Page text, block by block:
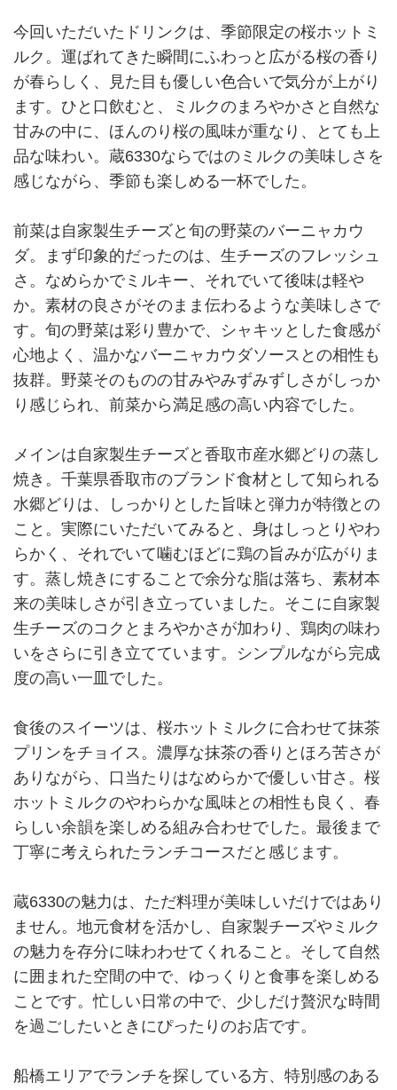
今回いただいたドリンクは、季節限定の桜ホットミ
ルク。運ばれてきた瞬間にふわっと広がる桜の香り
が春らしく、見た目も優しい色合いで気分が上がり
ます。ひと口飲むと、ミルクのまろやかさと自然な
甘みの中に、ほんのり桜の風味が重なり、とても上
品な味わい。蔵6330ならではのミルクの美味しさを
感じながら、季節も楽しめる一杯でした。
前菜は自家製生チーズと旬の野菜のバーニャカウ
ダ。まず印象的だったのは、生チーズのフレッシュ
さ。なめらかでミルキー、それでいて後味は軽や
か。素材の良さがそのまま伝わるような美味しさで
す。旬の野菜は彩り豊かで、シャキッとした食感が
心地よく、温かなバーニャカウダソースとの相性も
抜群。野菜そのものの甘みやみずみずしさがしっか
り感じられ、前菜から満足感の高い内容でした。
メインは自家製生チーズと香取市産水郷どりの蒸し
焼き。千葉県香取市のブランド食材として知られる
水郷どりは、しっかりとした旨味と弾力が特徴との
こと。実際にいただいてみると、身はしっとりやわ
らかく、それでいて噛むほどに鶏の旨みが広がりま
す。蒸し焼きにすることで余分な脂は落ち、素材本
来の美味しさが引き立っていました。そこに自家製
生チーズのコクとまろやかさが加わり、鶏肉の味わ
いをさらに引き立てています。シンプルながら完成
度の高い一皿でした。
食後のスイーツは、桜ホットミルクに合わせて抹茶
プリンをチョイス。濃厚な抹茶の香りとほろ苦さが
ありながら、口当たりはなめらかで優しい甘さ。桜
ホットミルクのやわらかな風味との相性も良く、春
らしい余韻を楽しめる組み合わせでした。最後まで
丁寧に考えられたランチコースだと感じます。
蔵6330の魅力は、ただ料理が美味しいだけではあり
ません。地元食材を活かし、自家製チーズやミルク
の魅力を存分に味わわせてくれること。そして自然
に囲まれた空間の中で、ゆっくりと食事を楽しめる
ことです。忙しい日常の中で、少しだけ贅沢な時間
を過ごしたいときにぴったりのお店です。
船橋エリアでランチを探している方、特別感のある